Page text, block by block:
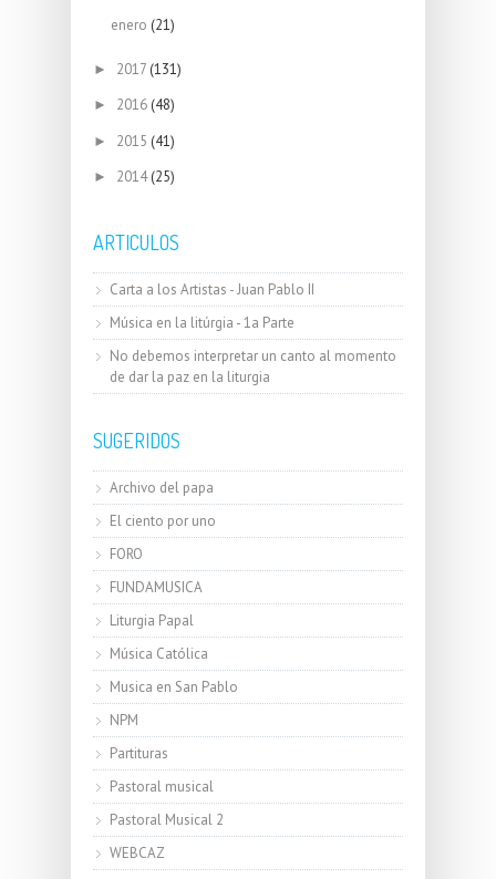
enero (21)
► 2017 (131)
► 2016 (48)
► 2015 (41)
► 2014 (25)
ARTICULOS
Carta a los Artistas - Juan Pablo II
Música en la litúrgia - 1a Parte
No debemos interpretar un canto al momento
de dar la paz en la liturgia
SUGERIDOS
Archivo del papa
El ciento por uno
FORO
FUNDAMUSICA
Liturgia Papal
Música Católica
Musica en San Pablo
NPM
Partituras
Pastoral musical
Pastoral Musical 2
WEBCAZ